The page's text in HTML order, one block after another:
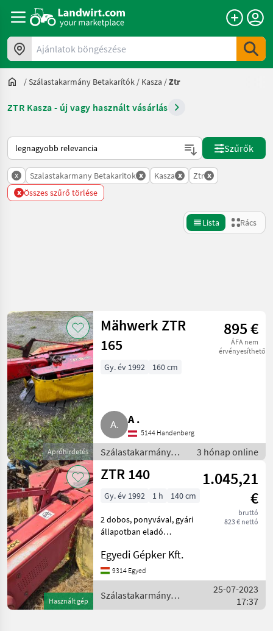
Ajánlatok böngészése
/Szálastakarmány Betakarítók / Kasza /Ztr
ZTR Kasza - új vagy használt vásárlás
Így van sorba rendezve a Landwirt.com-on
Szűrők
x Szalastakarmany Betakaritok x Kasza x Ztr x
x Összes szűrő törlése
Lista Rács
Kategória 4 Ország Szűrők
AKTUÁLIS
ÚTVONAL
Mezőgazdasági
gépek/eszközök
Szalastakarmany
Betakaritok
Kasza
Ztr
KATEGÓRIA
KIVÁLASZTÁSA
ZTR
Pöttinger
Krone
Kuhn
Visszaállítás
2 eredmény
Apróhirdetés
Mähwerk ZTR
165
895 €
ÁFA nem
érvényesíthető
Gy. év 1992 160 cm
A .
5144 Handenberg
Szálastakarmány
betakarítók / Kasza
3 hónap online
Használt gép
ZTR 140
1.045,21
€
bruttó
823 € nettó
Gy. év 1992 1 h 140 cm
2 dobos, ponyvával, gyári
állapotban eladó
betakarítók Kasza
Egyedi Gépker Kft.
9314 Egyed
Szálastakarmány
betakarítók / ZTR
25-07-2023
17:37